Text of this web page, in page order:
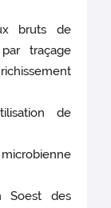
bruts de
par traçage
de
Soest des